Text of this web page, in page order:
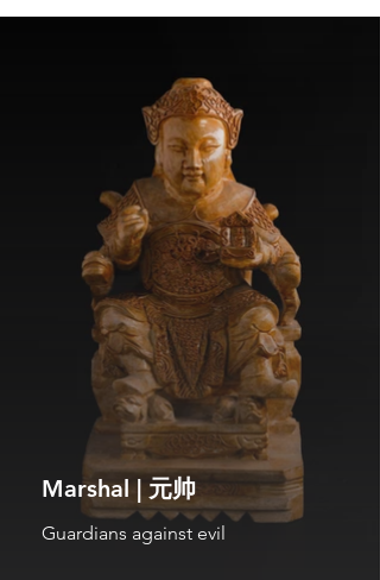
Marshal | 元帅
Guardians against evil